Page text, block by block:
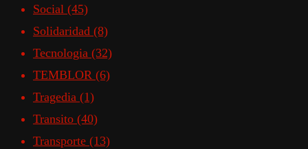
Social (45)
Solidaridad (8)
Tecnologia (32)
TEMBLOR (6)
Tragedia (1)
Transito (40)
Transporte (13)